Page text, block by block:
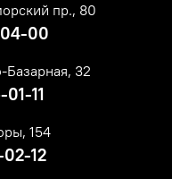
пр., 80
00
Базарная, 32
11
154
12